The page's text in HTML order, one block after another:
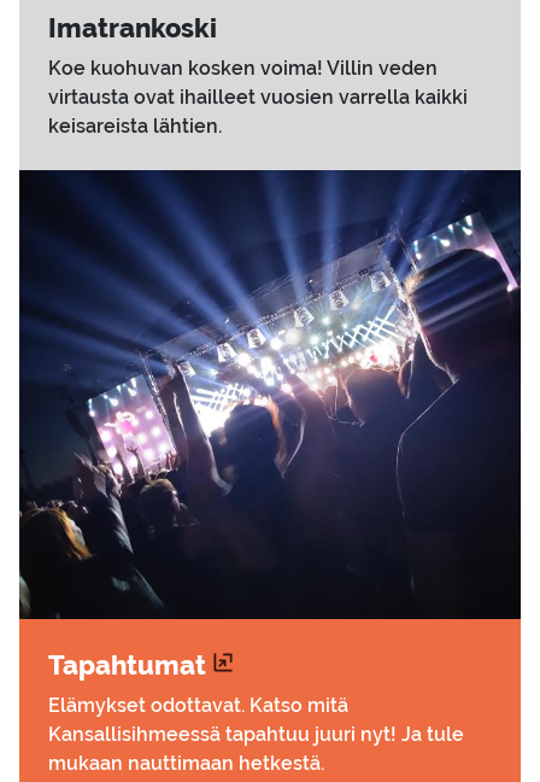
Imat­ran­kos­ki
Koe kuohuvan kosken voima! Villin veden
virtausta ovat ihailleet vuosien varrella kaikki
keisareista lähtien.
Ta­pah­tu­mat
Elämykset odottavat. Katso mitä
Kansallisihmeessä tapahtuu juuri nyt! Ja tule
mukaan nauttimaan hetkestä.